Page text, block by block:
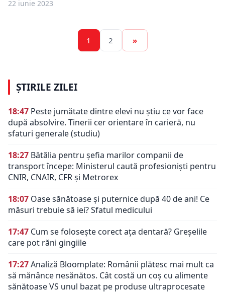
22 iunie 2023
1 2 »
ȘTIRILE ZILEI
18:47 Peste jumătate dintre elevi nu știu ce vor face
după absolvire. Tinerii cer orientare în carieră, nu
sfaturi generale (studiu)
18:27 Bătălia pentru șefia marilor companii de
transport începe: Ministerul caută profesioniști pentru
CNIR, CNAIR, CFR și Metrorex
18:07 Oase sănătoase și puternice după 40 de ani! Ce
măsuri trebuie să iei? Sfatul medicului
17:47 Cum se folosește corect ața dentară? Greșelile
care pot răni gingiile
17:27Analiză Bloomplate: Românii plătesc mai mult ca
să mănânce nesănătos. Cât costă un coș cu alimente
sănătoase VS unul bazat pe produse ultraprocesate